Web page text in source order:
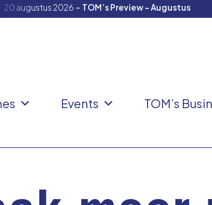
20 augustus 2026 - TOM’s Preview – Augustus
Events TOM’s